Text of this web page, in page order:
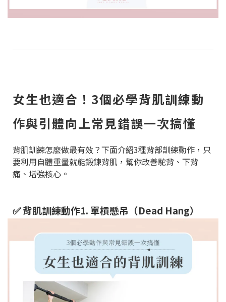
女生也適合！3個必學背肌訓練動
作與引體向上常見錯誤一次搞懂
背肌訓練怎麼做最有效？下面介紹3種背部訓練動作，只
要利用自體重量就能鍛鍊背肌，幫你改善駝背、下背
痛、增強核心。
✅ 背肌訓練動作1. 單槓懸吊（Dead Hang）